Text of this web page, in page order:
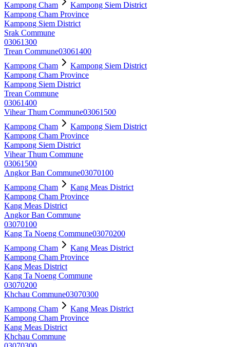
Kampong Cham
Kampong Siem District
Kampong Cham Province
Kampong Siem District
Srak Commune
03061300
Trean Commune03061400
Kampong Cham
Kampong Siem District
Kampong Cham Province
Kampong Siem District
Trean Commune
03061400
Vihear Thum Commune03061500
Kampong Cham
Kampong Siem District
Kampong Cham Province
Kampong Siem District
Vihear Thum Commune
03061500
Angkor Ban Commune03070100
Kampong Cham
Kang Meas District
Kampong Cham Province
Kang Meas District
Angkor Ban Commune
03070100
Kang Ta Noeng Commune03070200
Kampong Cham
Kang Meas District
Kampong Cham Province
Kang Meas District
Kang Ta Noeng Commune
03070200
Khchau Commune03070300
Kampong Cham
Kang Meas District
Kampong Cham Province
Kang Meas District
Khchau Commune